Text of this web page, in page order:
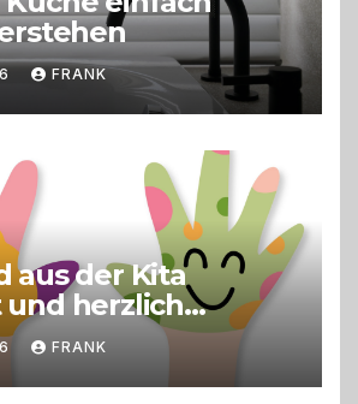
FRANK
aus der Kita
und herzlich
FRANK